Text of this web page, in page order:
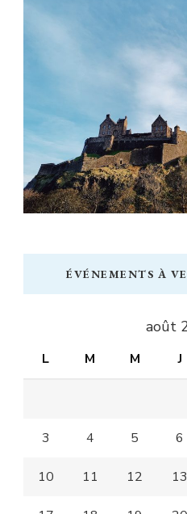
ÉVÉNEMENTS À
août
L M M J
3 4 5 6
10 11 12 13